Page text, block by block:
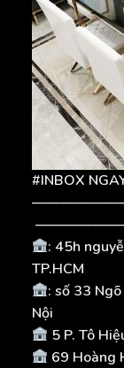
#INBOX
: 45h
TP.HCM
: số 33
Nội
5 P. Tô
69 Hoàng